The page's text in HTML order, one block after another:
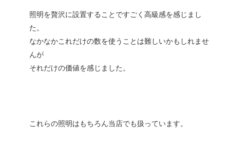
照明を贅沢に設置することですごく高級感を感じまし
た。
なかなかこれだけの数を使うことは難しいかもしれませ
んが
それだけの価値を感じました。
これらの照明はもちろん当店でも扱っています。